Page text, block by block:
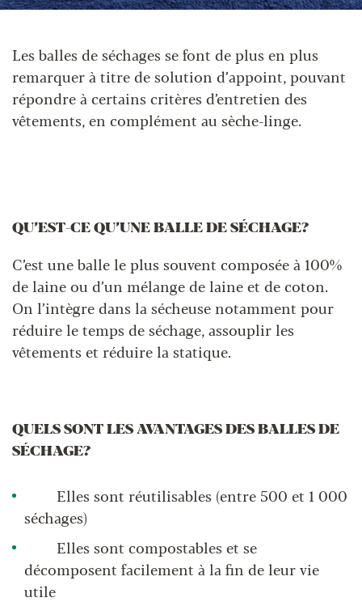
Les balles de séchages se font de plus en plus
remarquer à titre de solution d’appoint, pouvant
répondre à certains critères d’entretien des
vêtements, en complément au sèche-linge.
QU’EST-CE QU’UNE BALLE DE SÉCHAGE?
C’est une balle le plus souvent composée à 100%
de laine ou d’un mélange de laine et de coton.
On l’intègre dans la sécheuse notamment pour
réduire le temps de séchage, assouplir les
vêtements et réduire la statique.
QUELS SONT LES AVANTAGES DES BALLES DE
SÉCHAGE?
Elles sont réutilisables (entre 500 et 1 000
séchages)
Elles sont compostables et se
décomposent facilement à la fin de leur vie
utile